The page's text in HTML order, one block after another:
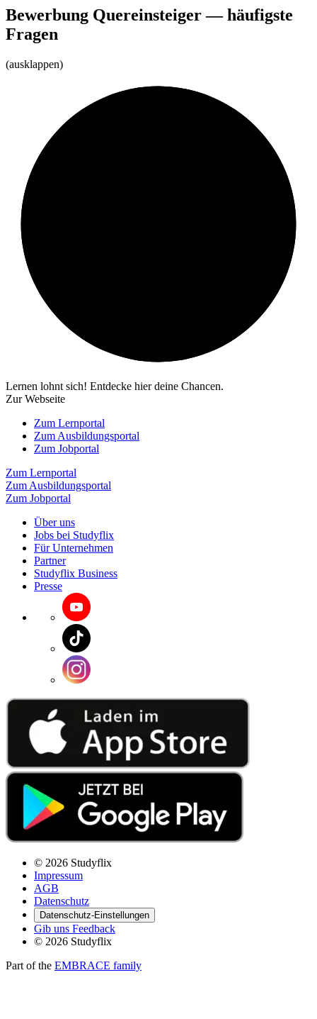
Bewerbung Quereinsteiger — häufigste
Fragen
(ausklappen)
Lernen lohnt sich! Entdecke hier deine Chancen.
Zur Webseite
Zum Lernportal
Zum Ausbildungsportal
Zum Jobportal
Zum Lernportal
Zum Ausbildungsportal
Zum Jobportal
Über uns
Jobs bei Studyflix
Für Unternehmen
Partner
Studyflix Business
Presse
© 2026 Studyflix
Impressum
AGB
Datenschutz
Datenschutz-Einstellungen
Gib uns Feedback
© 2026 Studyflix
Part of the EMBRACE family